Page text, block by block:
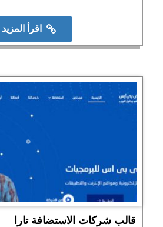
اقرأ المزيد
قالب شركات الاستضافة تارا